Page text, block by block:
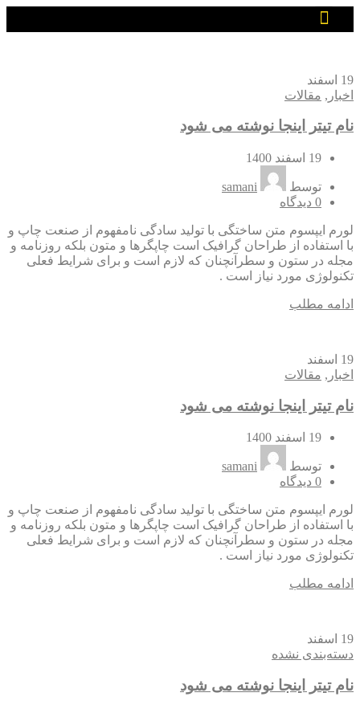
19 اسفند
اخبار , مقالات
نام تیتر اینجا نوشته می شود
19 اسفند 1400
توسط
samani
0 دیدگاه
لورم ایپسوم متن ساختگی با تولید سادگی نامفهوم از صنعت چاپ و
با استفاده از طراحان گرافیک است چاپگرها و متون بلکه روزنامه و
مجله در ستون و سطرآنچنان که لازم است و برای شرایط فعلی
تکنولوژی مورد نیاز است .
ادامه مطلب
19 اسفند
اخبار , مقالات
نام تیتر اینجا نوشته می شود
19 اسفند 1400
توسط
samani
0 دیدگاه
لورم ایپسوم متن ساختگی با تولید سادگی نامفهوم از صنعت چاپ و
با استفاده از طراحان گرافیک است چاپگرها و متون بلکه روزنامه و
مجله در ستون و سطرآنچنان که لازم است و برای شرایط فعلی
تکنولوژی مورد نیاز است .
ادامه مطلب
19 اسفند
دسته‌بندی نشده
نام تیتر اینجا نوشته می شود